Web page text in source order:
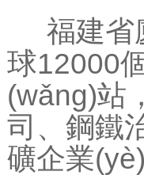
福建省
球12000
(wǎng)站
司、鋼鐵
礦企業